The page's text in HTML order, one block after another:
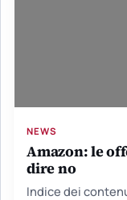
NEWS
Amazon: le
dire no
Indice dei